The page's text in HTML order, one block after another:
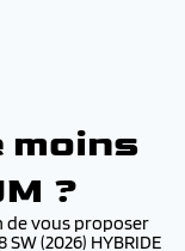
moins
?
de vous proposer
(2026) HYBRIDE